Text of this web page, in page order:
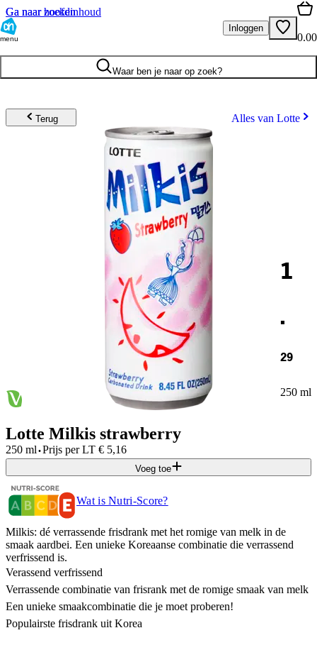
Ga naar hoofdinhoud
Ga naar zoeken
menu
Inloggen
0.00
Waar ben je naar op zoek?
Terug Alles van Lotte
1
.
29
250 ml
Lotte Milkis strawberry
250 ml·Prijs per LT € 5,16
Voeg toe
Wat is Nutri-Score?
Milkis: dé verrassende frisdrank met het romige van melk in de
smaak aardbei. Een unieke Koreaanse combinatie die verrassend
verfrissend is.
Verassend verfrissend
Verrassende combinatie van frisrank met de romige smaak van melk
Een unieke smaakcombinatie die je moet proberen!
Populairste frisdrank uit Korea